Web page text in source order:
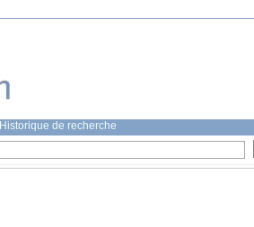
Historique de recherche